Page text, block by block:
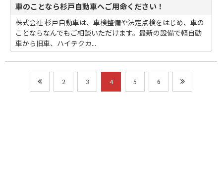
車のことなら杉戸自動車へご用命ください！
株式会社 杉戸自動車は、車検整備や法定点検をはじめ、車の
ことならなんでもご相談いただけます。最新の設備で軽自動
車から旧車、ハイテクカ...
2 3 4 5 6